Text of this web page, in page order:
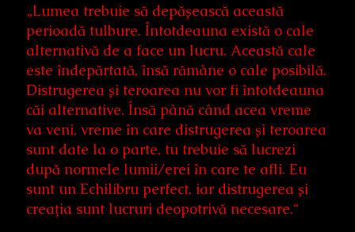
„Lumea trebuie să depășească această
perioadă tulbure. Întotdeauna există o cale
alternativă de a face un lucru. Această cale
este îndepărtată, însă rămâne o cale posibilă.
Distrugerea și teroarea nu vor fi întotdeauna
căi alternative. Însă până când acea vreme
va veni, vreme în care distrugerea și teroarea
sunt date la o parte, tu trebuie să lucrezi
după normele lumii/erei în care te afli. Eu
sunt un Echilibru perfect, iar distrugerea și
creația sunt lucruri deopotrivă necesare.“